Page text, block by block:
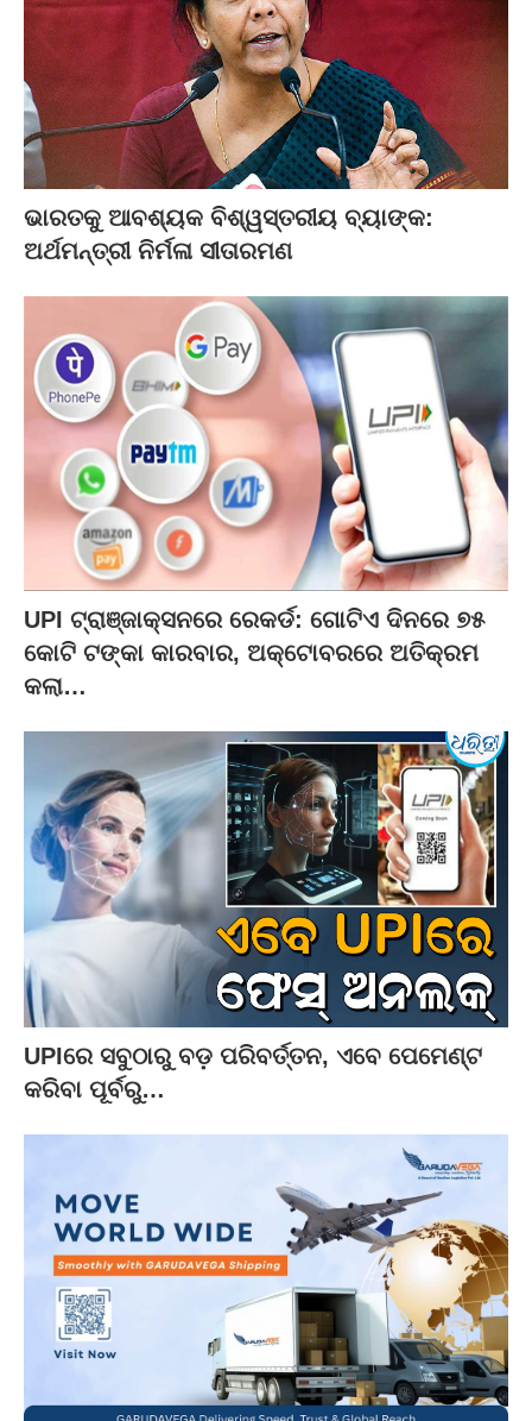
ଭାରତକୁ ଆବଶ୍ୟକ ବିଶ୍ୱସ୍ତରୀୟ ବ୍ୟାଙ୍କ:
ଅର୍ଥମନ୍ତ୍ରୀ ନିର୍ମଳା ସୀତାରମଣ
UPI ଟ୍ରାଞ୍ଜାକ୍ସନରେ ରେକର୍ଡ: ଗୋଟିଏ ଦିନରେ ୭୫
କୋଟି ଟଙ୍କା କାରବାର, ଅକ୍ଟୋବରରେ ଅତିକ୍ରମ
କଲା…
UPIରେ ସବୁଠାରୁ ବଡ଼ ପରିବର୍ତ୍ତନ, ଏବେ ପେମେଣ୍ଟ
କରିବା ପୂର୍ବରୁ…